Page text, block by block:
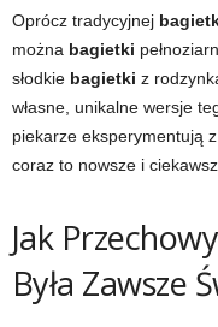
Oprócz tradycyjnej
można bagietki
słodkie bagietki z
własne, unikalne wersje
piekarze eksperymentują
coraz to nowsze i
Jak
Była Zawsze